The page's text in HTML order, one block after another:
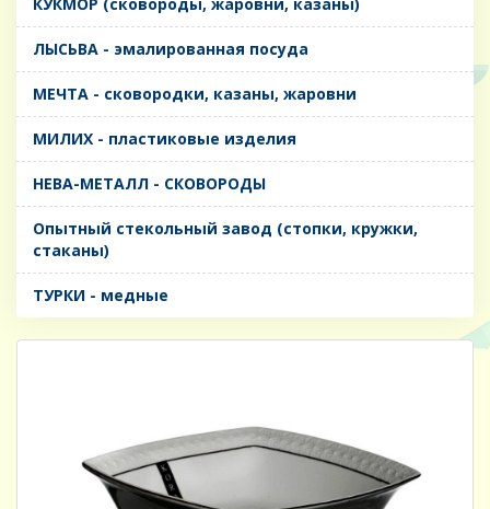
ЛЫСЬВА - эмалированная посуда
МЕЧТА - сковородки, казаны, жаровни
МИЛИХ - пластиковые изделия
НЕВА-МЕТАЛЛ - СКОВОРОДЫ
Опытный стекольный завод (стопки, кружки,
стаканы)
ТУРКИ - медные